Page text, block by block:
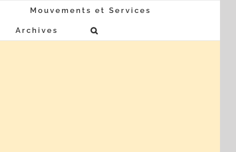
Mouvements et Services
Archives